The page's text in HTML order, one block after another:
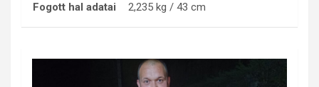
Fogott hal adatai
2,235 kg / 43 cm